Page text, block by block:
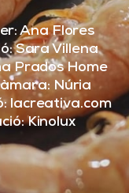
Ana Flores
Sara Villena
Prados Home
Núria
lacreativa.com
Kinolux